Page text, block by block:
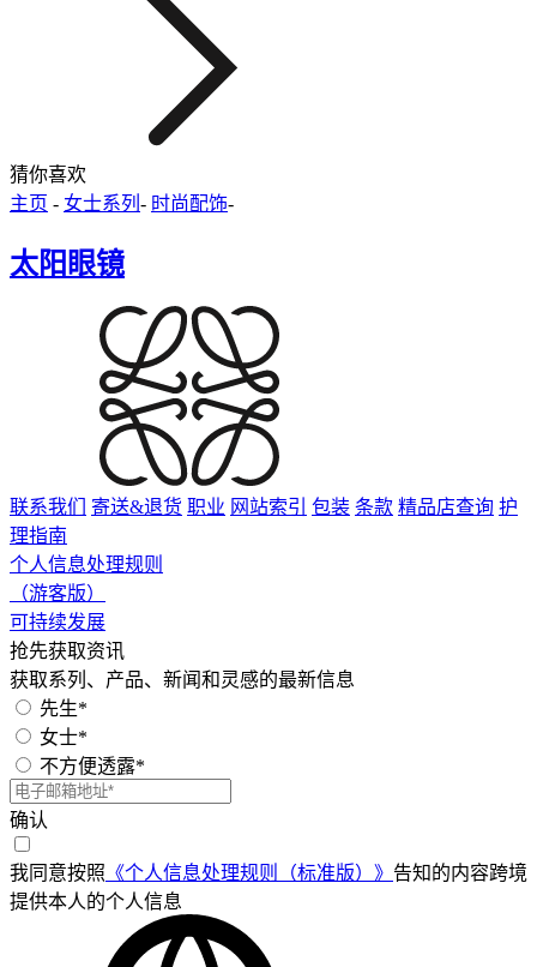
猜你喜欢
主页 - 女士系列 - 时尚配饰-
太阳眼镜
联系我们 寄送&退货 职业 网站索引 包装 条款 精品店查询 护
理指南
个人信息处理规则
（游客版）
可持续发展
抢先获取资讯
获取系列、产品、新闻和灵感的最新信息
先生*
女士*
不方便透露*
确认
我同意按照 《个人信息处理规则（标准版）》 告知的内容跨境
提供本人的个人信息